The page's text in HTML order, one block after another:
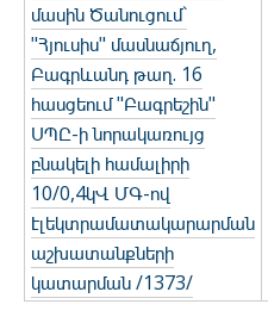
մասին Ծանուցում`
"Հյուսիս" մասնաճյուղ,
Բագրևանդ թաղ. 16
հասցեում "Բագրեշին"
ՍՊԸ-ի նորակառույց
բնակելի համալիրի
10/0,4կՎ ՄԳ-ով
էլեկտրամատակարարման
աշխատանքների
կատարման /1373/